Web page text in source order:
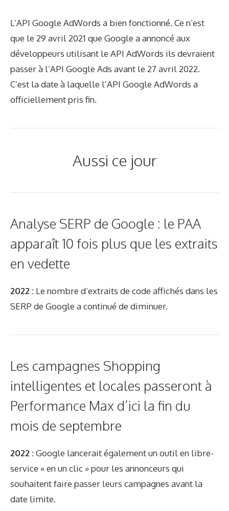
L’API Google AdWords a bien fonctionné. Ce n’est
que le 29 avril 2021 que Google a annoncé aux
développeurs utilisant le API AdWords ils devraient
passer à l’API Google Ads avant le 27 avril 2022.
C’est la date à laquelle l’API Google AdWords a
officiellement pris fin.
Aussi ce jour
Analyse SERP de Google : le PAA
apparaît 10 fois plus que les extraits
en vedette
2022 : Le nombre d’extraits de code affichés dans les
SERP de Google a continué de diminuer.
Les campagnes Shopping
intelligentes et locales passeront à
Performance Max d’ici la fin du
mois de septembre
2022 :Google lancerait également un outil en libre-
service « en un clic » pour les annonceurs qui
souhaitent faire passer leurs campagnes avant la
date limite.